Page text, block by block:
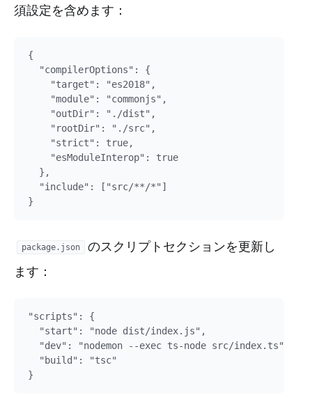
須設定を含めます：
{
  "compilerOptions": {
    "target": "es2018",
    "module": "commonjs",
    "outDir": "./dist",
    "rootDir": "./src",
    "strict": true,
    "esModuleInterop": true
  },
  "include": ["src/**/*"]
package.json
のスクリプトセクションを更新し
ます：
"scripts": {
  "start": "node dist/index.js",
  "dev": "nodemon --exec ts-node src/index.ts",
  "build": "tsc"